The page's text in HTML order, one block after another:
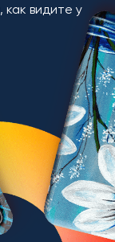
видите у